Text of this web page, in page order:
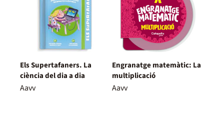
Els Supertafaners. La
ciència del dia a dia
Aavv
Engranatge matemàtic: La
multiplicació
Aavv